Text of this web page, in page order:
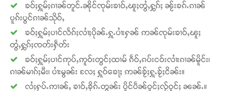
တႃႇႁႂ်ႈသဵင်ၵၢင်ၸႂ်ၵူၼ်းမိူင်း ၵူႈတီႈၵူႈလႅၼ်ပေႃးတေၸွ
တ်ႇ တူဝ်ႈလုမ်ႈၾႃႉၼၼ်ႉ ၶဝ်ႈႁူမ်ႈၵမ်ႉထႅမ် ၸုမ်းၶၢ
ဝ်ႇၽူႈတွႆႇႁွၵ်ႈ လႆႈယူႇၶႃႈဢေႃႈ။
Donate Now
ၶဝ်ႈႁူမ်ႈၵၢၼ်တူင်ႉၼိုင်ၸုမ်းၶၢဝ်ႇၽူႈတွႆႇႁွၵ်ႈ ၼႂ်းၶၵ်ႉၵၢၼ်
ပူၵ်းပွင်ၵၢၼ်သိုဝ်ႇ
ၶဝ်ႈႁူမ်ႈပၢင်လႅၵ်ႈလၢႆႈပိုၼ်ႉႁူႉပၢႆးႁၼ် ဢၼ်ၸုမ်းၶၢဝ်ႇၽူႈ
တွႆႇႁွၵ်ႈၸတ်းႁဵတ်း
ၶဝ်ႈႁူမ်ႈပၢင်ဢုပ်ႇဢူဝ်းတွင်ႈထၢမ် ၵဵဝ်ႇၵပ်းငဝ်းလၢႆးၵၢၼ်မိူင်း၊
ၵၢၼ်မၢၵ်ႈမီး၊ ပၢႆးမွၼ်း လႄႈ ႁူဝ်ၶေႃႈ ဢၼ်ၶႂ်ႈႁူႉၶႂ်ႈငိၼ်း။
လႆႈႁပ်ႉဢၢၼ်ႇ ၶၢဝ်ႇၶိုၵ်ႉတွၼ်း ပိူင်ပဵၼ်ဝူင်ႈလႂ်ဝူင်ႈ ၼၼ်ႉ။